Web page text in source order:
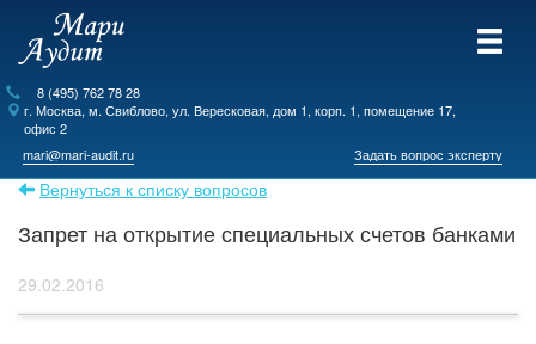
8 (495) 762 78 28
г. Москва, м. Свиблово,ул. Вересковая, дом 1, корп. 1, помещение 17,
офис 2
mari@mari-audit.ru
Задать вопрос эксперту
Вернуться к списку вопросов
Запрет на открытие специальных счетов банками
29.02.2016